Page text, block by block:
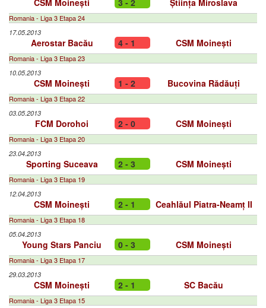
CSM Moinești 3 - 2 Știința Miroslava
Romania - Liga 3 Etapa 24
17.05.2013
Aerostar Bacău 4 - 1 CSM Moinești
Romania - Liga 3 Etapa 23
10.05.2013
CSM Moinești 1 - 2 Bucovina Rădăuți
Romania - Liga 3 Etapa 22
03.05.2013
FCM Dorohoi 2 - 0 CSM Moinești
Romania - Liga 3 Etapa 20
23.04.2013
Sporting Suceava 2 - 3 CSM Moinești
Romania - Liga 3 Etapa 19
12.04.2013
CSM Moinești 2 - 1 Ceahlăul Piatra-Neamț II
Romania - Liga 3 Etapa 18
05.04.2013
Young Stars Panciu 0 - 3 CSM Moinești
Romania - Liga 3 Etapa 17
29.03.2013
CSM Moinești 2 - 1 SC Bacău
Romania - Liga 3 Etapa 15